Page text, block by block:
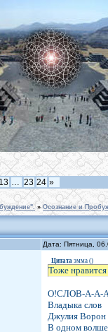
13 … 23 24 »
» Осознание и
Дата: Пятница,
Цитата эмма ()
Тоже
О!СЛОВ-А-А-
Владыка слов
Джулия Ворон
В одном